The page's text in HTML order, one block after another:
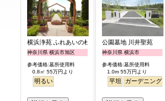
横浜浄苑 ふれあいの杜
神奈川県 横浜市旭区
参考価格:墓所使用料
0.8㎡ 55万円より
明るい
公園墓地 川井聖苑
神奈川県 横浜市
参考価格:墓所使用料
1.0m 55万円より
平坦 ガーデニング